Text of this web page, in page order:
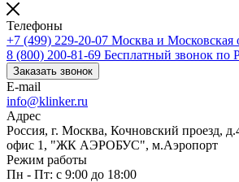
Телефоны
+7 (499) 229-20-07 Москва и Московская
8 (800) 200-81-69 Бесплатный звонок по
Заказать звонок
E-mail
info@klinker.ru
Адрес
Россия, г. Москва, Кочновский проезд,
офис 1, "ЖК АЭРОБУС", м.Аэропорт
Режим работы
Пн - Пт: с 9:00 до 18:00